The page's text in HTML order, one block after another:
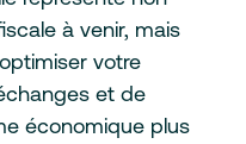
à venir, mais
votre
et de
économique plus